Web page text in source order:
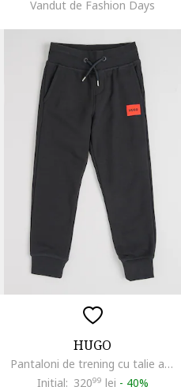
Vandut de Fashion Days
HUGO
Pantaloni de trening cu talie ajustabila, Rosu/Negru
Initial: 32099 lei - 40%